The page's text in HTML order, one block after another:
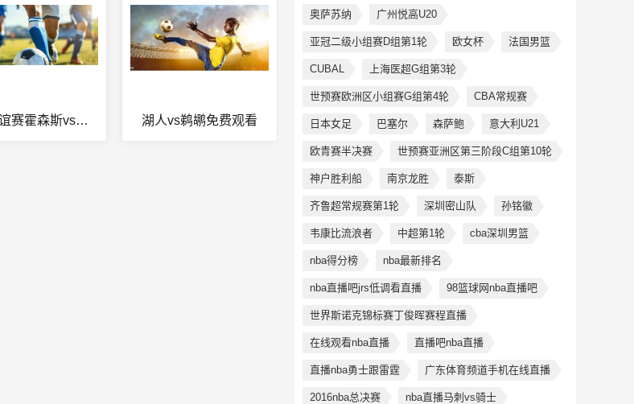
足球友谊赛霍森斯vs施克堡直播 湖人vs鹈鹕免费观看
奥萨苏纳 广州悦高U20
亚冠二级小组赛D组第1轮 欧女杯 法国男篮
CUBAL 上海医超G组第3轮
世预赛欧洲区小组赛G组第4轮 CBA常规赛
日本女足 巴塞尔 森萨鲍 意大利U21
欧青赛半决赛 世预赛亚洲区第三阶段C组第10轮
神户胜利船 南京龙胜 泰斯
齐鲁超常规赛第1轮 深圳密山队 孙铭徽
韦康比流浪者 中超第1轮 cba深圳男篮
nba得分榜 nba最新排名
nba直播吧jrs低调看直播 98篮球网nba直播吧
世界斯诺克锦标赛丁俊晖赛程直播
在线观看nba直播 直播吧nba直播
直播nba勇士跟雷霆 广东体育频道手机在线直播
2016nba总决赛 nba直播马刺vs骑士